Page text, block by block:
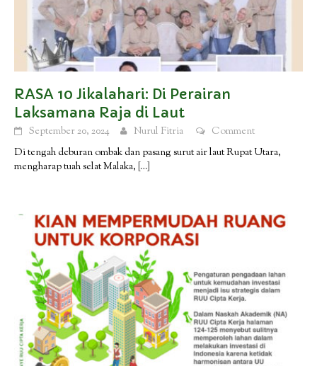
RASA 10 Jikalahari: Di Perairan
Laksamana Raja di Laut
September 20, 2024 Nurul Fitria
Comment
Di tengah deburan ombak dan pasang surut air laut Rupat Utara,
mengharap tuah selat Malaka, […]